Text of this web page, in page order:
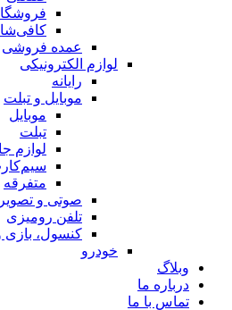
عمده فروشی
لوازم الکترونیکی
رایانه
موبایل و تبلت
موبایل
تبلت
لوازم
متفرقه
صوتی و
تلفن رومیزی
کنسول، بازی‌
خودرو
وبلاگ
درباره ما
تماس با ما